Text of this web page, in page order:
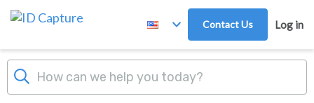
Skip to main content
Contact Us Log in